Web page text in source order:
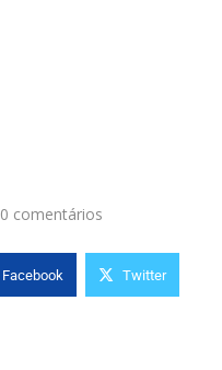
0 comentários
Facebook Twitter